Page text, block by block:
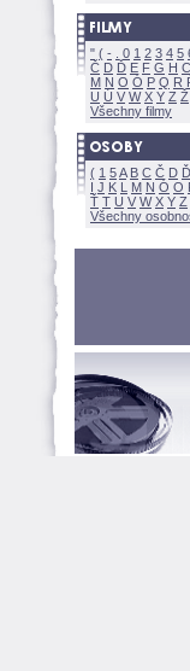
" ( - 0 1 2 3 4 5
Č D Ď E F G H
M N O Ó P Q R
U Ú V W X Y Z
Všechny filmy
( 1 5A B C Č D Ď
I J K L M N Ó O
Ť T U V W X Y Z
Všechny